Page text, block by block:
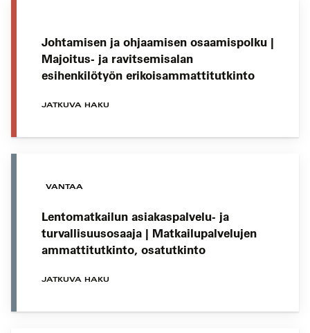
Johtamisen ja ohjaamisen osaamispolku |
Majoitus- ja ravitsemisalan
esihenkilötyön erikoisammattitutkinto
JATKUVA HAKU
VANTAA
Lentomatkailun asiakaspalvelu- ja
turvallisuusosaaja | Matkailupalvelujen
ammattitutkinto, osatutkinto
JATKUVA HAKU